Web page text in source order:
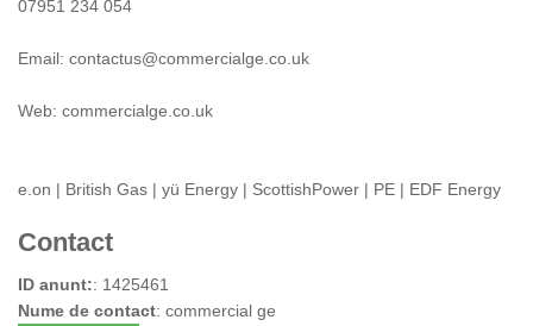
07951 234 054
Email: contactus@commercialge.co.uk
Web: commercialge.co.uk
e.on | British Gas | yü Energy | ScottishPower | PE | EDF Energy
Contact
ID anunt:: 1425461
Nume de contact: commercial ge